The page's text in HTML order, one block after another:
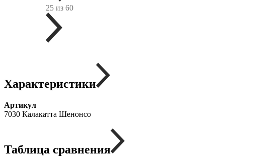
25 из 60
Характеристики
Артикул
7030 Калакатта Шенонсо
Таблица сравнения